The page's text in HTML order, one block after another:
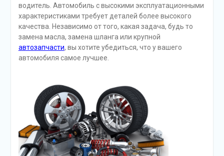
водитель. Автомобиль с высокими эксплуатационными
характеристиками требует деталей более высокого
качества. Независимо от того, какая задача, будь то
замена масла, замена шланга или крупной
автозапчасти, вы хотите убедиться, что у вашего
автомобиля самое лучшее.